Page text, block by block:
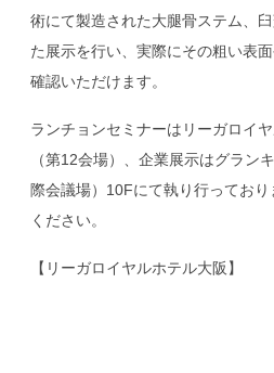
術にて製造された大腿骨ステム、
た展示を行い、実際にその粗い表
確認いただけます。
ランチョンセミナーはリーガロイ
（第12会場）、企業展示はグラン
際会議場）10Fにて執り行ってお
ください。
【リーガロイヤルホテル大阪】